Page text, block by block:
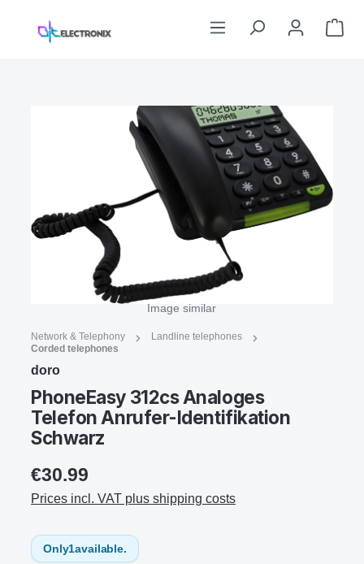
Skip to main content
Skip image gallery
Image similar
Network & Telephony
Landline telephones
Corded telephones
doro
PhoneEasy 312cs Analoges
Telefon Anrufer-Identifikation
Schwarz
€30.99
Prices incl. VAT plus shipping costs
Only1available.